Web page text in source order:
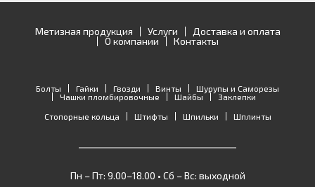
Метизная продукция Услуги
Доставка и оплата
О компании
Контакты
Болты Гайки Гвозди Винты
Шурупы и Саморезы
Чашки пломбировочные
Шайбы
Заклепки
Стопорные кольца
Штифты Шпильки Шплинты
Пн – Пт: 9.00–18.00 • Сб – Вс: выходной